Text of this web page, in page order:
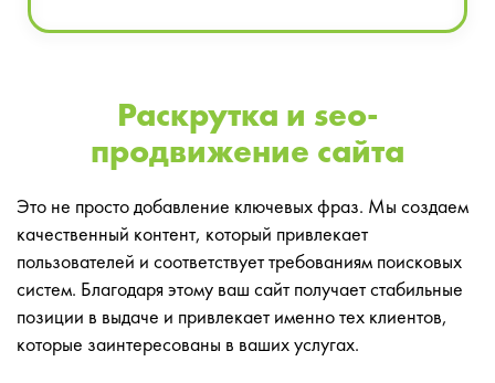
Раскрутка и seo-
продвижение сайта
Это не просто добавление ключевых фраз. Мы создаем
качественный контент, который привлекает
пользователей и соответствует требованиям поисковых
систем. Благодаря этому ваш сайт получает стабильные
позиции в выдаче и привлекает именно тех клиентов,
которые заинтересованы в ваших услугах.